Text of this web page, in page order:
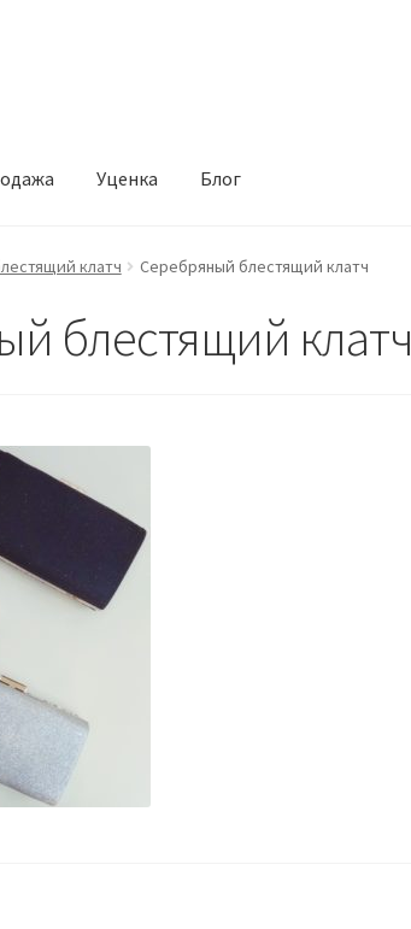
Уценка Блог
клатч Серебряный блестящий клатч
блестящий клатч